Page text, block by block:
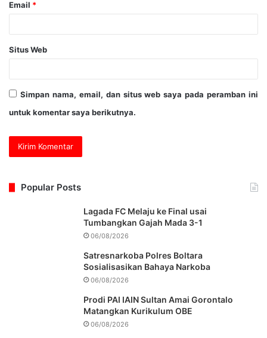
Email *
Situs Web
Simpan nama, email, dan situs web saya pada peramban ini
untuk komentar saya berikutnya.
Popular Posts
Lagada FC Melaju ke Final usai
Tumbangkan Gajah Mada 3-1
06/08/2026
Satresnarkoba Polres Boltara
Sosialisasikan Bahaya Narkoba
06/08/2026
Prodi PAI IAIN Sultan Amai Gorontalo
Matangkan Kurikulum OBE
06/08/2026